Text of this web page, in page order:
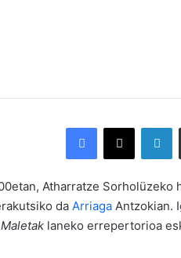
Atharratze Sorholüzeko
da Arriaga Antzokian.
Maletak laneko errepertorioa